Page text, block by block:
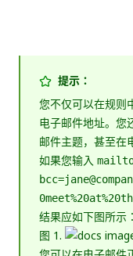
提示：
您不仅可以在规则
电子邮件地址。您
邮件主题，甚至在
如果您输入
结果应如下图所示：
图 1.